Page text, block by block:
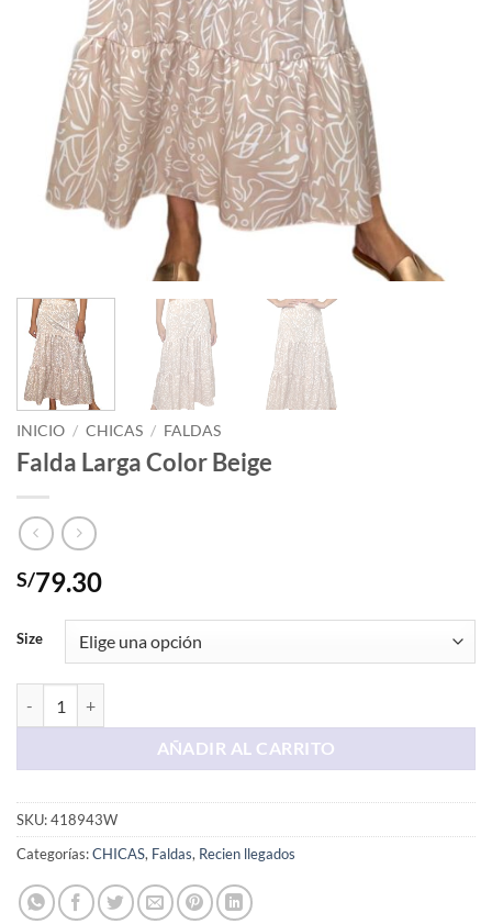
INICIO / CHICAS / FALDAS
Falda Larga Color Beige
S/79.30
Size
AÑADIR AL CARRITO
SKU:418943W
Categorías:CHICAS, Faldas, Recien llegados